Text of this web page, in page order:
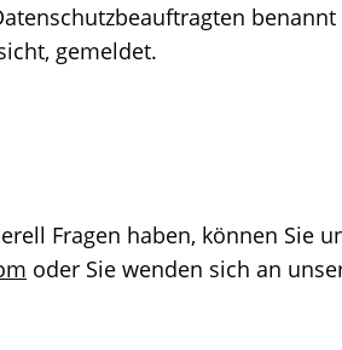
gemeldet.
Fragen haben, können Sie
oder Sie wenden sich an